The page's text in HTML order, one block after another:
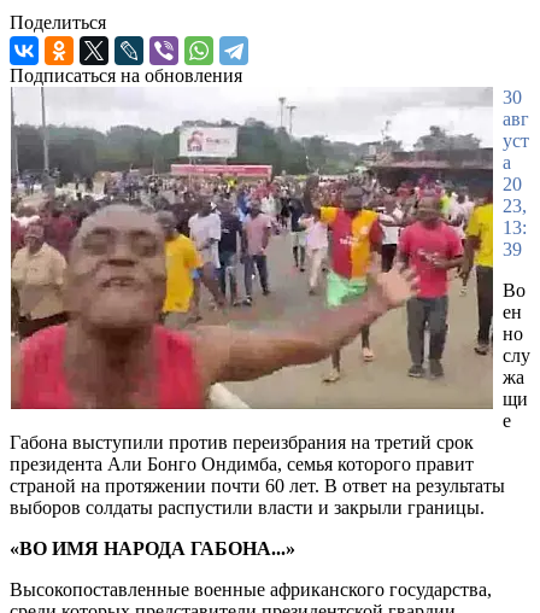
Поделиться
Подписаться на обновления
30
авг
уст
а
20
23,
13:
39
Во
ен
но
слу
жа
щи
е
Габона выступили против переизбрания на третий срок
президента Али Бонго Ондимба, семья которого правит
страной на протяжении почти 60 лет. В ответ на результаты
выборов солдаты распустили власти и закрыли границы.
«ВО ИМЯ НАРОДА ГАБОНА...»
Высокопоставленные военные африканского государства,